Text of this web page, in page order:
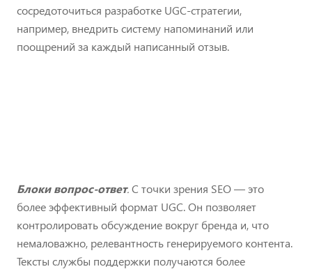
сосредоточиться разработке UGC-стратегии,
например, внедрить систему напоминаний или
поощрений за каждый написанный отзыв.
Блоки вопрос-ответ.С точки зрения SEO — это
более эффективный формат UGC. Он позволяет
контролировать обсуждение вокруг бренда и, что
немаловажно, релевантность генерируемого контента.
Тексты службы поддержки получаются более